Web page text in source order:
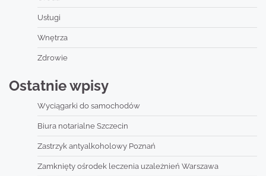
Usługi
Wnętrza
Zdrowie
Ostatnie wpisy
Wyciągarki do samochodów
Biura notarialne Szczecin
Zastrzyk antyalkoholowy Poznań
Zamknięty ośrodek leczenia uzależnień Warszawa